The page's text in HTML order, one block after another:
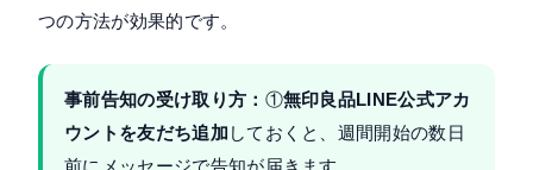
つの方法が効果的です。
事前告知の受け取り方： ①無印良品LINE公式アカ
ウントを友だち追加 しておくと、週間開始の数日
前にメッセージで告知が届きます。